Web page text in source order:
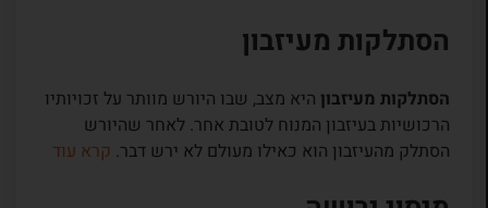
הסתלקות מעיזבון
הסתלקות מעיזבון היא מצב, שבו היורש מוותר על זכויותיו
הרכושיות בעיזבון המנוח לטובת אחר. לאחר שהיורש
הסתלק מהעיזבון הוא כאילו מעולם לא ירש דבר. קרא עוד